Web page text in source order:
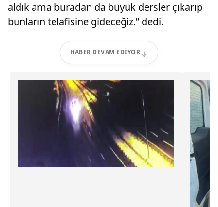
aldık ama buradan da büyük dersler çıkarıp
bunların telafisine gideceğiz.” dedi.
HABER DEVAM EDIYOR